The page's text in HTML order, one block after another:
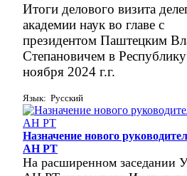
Итоги делового визита
академии наук во главе с
президентом Паштецким
Степановичем в
ноября 2024 г.г.
Язык: Русский
Назначение нового
АН РТ
На расширенном заседании